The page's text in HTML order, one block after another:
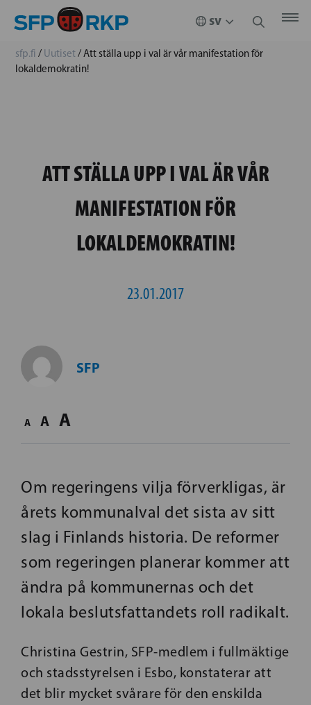
sfp.fi / Uutiset/Att ställa upp i val är vår manifestation för
lokaldemokratin!
ATT STÄLLA UPP I VAL ÄR VÅR
MANIFESTATION FÖR
LOKALDEMOKRATIN!
23.01.2017
SFP
A A A
Om regeringens vilja förverkligas, är
årets kommunalval det sista av sitt
slag i Finlands historia. De reformer
som regeringen planerar kommer att
ändra på kommunernas och det
lokala beslutsfattandets roll radikalt.
Christina Gestrin, SFP-medlem i fullmäktige
och stadsstyrelsen i Esbo, konstaterar att
det blir mycket svårare för den enskilda